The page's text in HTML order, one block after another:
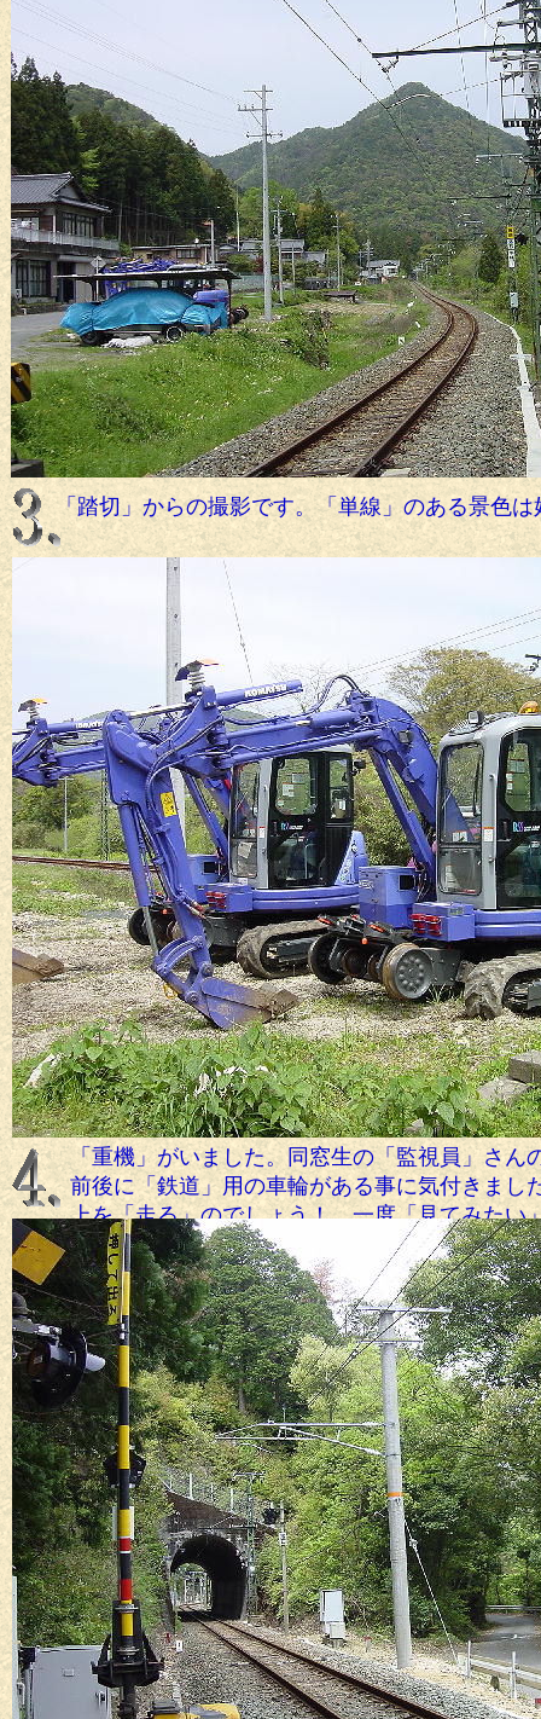
「踏切」からの撮影です。「単線」のある景色は
「重機」がいました。同窓生の「監視員」さん
前後に「鉄道」用の車輪がある事に気付きまし
上を「走る」のでしょう！ 一度「見てみたい